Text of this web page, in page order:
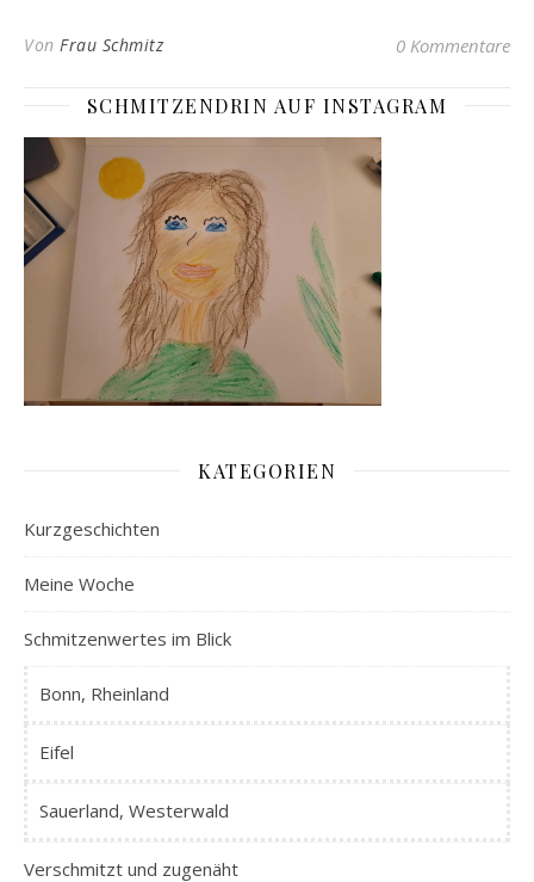
Von Frau Schmitz 0 Kommentare
SCHMITZENDRIN AUF INSTAGRAM
KATEGORIEN
Kurzgeschichten
Meine Woche
Schmitzenwertes im Blick
Bonn, Rheinland
Eifel
Sauerland, Westerwald
Verschmitzt und zugenäht